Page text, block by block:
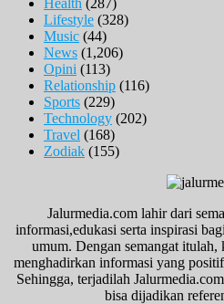
Health (287)
Lifestyle (328)
Music (44)
News (1,206)
Opini (113)
Relationship (116)
Sports (229)
Technology (202)
Travel (168)
Zodiak (155)
Jalurmedia.com lahir dari
informasi,edukasi serta inspirasi
umum. Dengan semangat
menghadirkan informasi yang
Sehingga, terjadilah
bisa dijadikan